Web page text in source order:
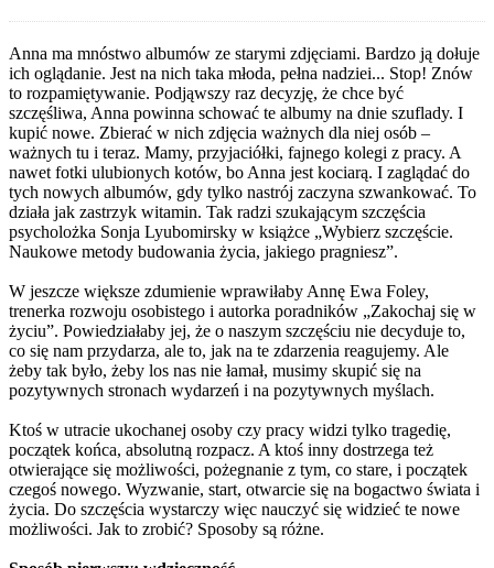
Anna ma mnóstwo albumów ze starymi zdjęciami. Bardzo ją dołuje
ich oglądanie. Jest na nich taka młoda, pełna nadziei... Stop! Znów
to rozpamiętywanie. Podjąwszy raz decyzję, że chce być
szczęśliwa, Anna powinna schować te albumy na dnie szuflady. I
kupić nowe. Zbierać w nich zdjęcia ważnych dla niej osób –
ważnych tu i teraz. Mamy, przyjaciółki, fajnego kolegi z pracy. A
nawet fotki ulubionych kotów, bo Anna jest kociarą. I zaglądać do
tych nowych albumów, gdy tylko nastrój zaczyna szwankować. To
działa jak zastrzyk witamin. Tak radzi szukającym szczęścia
psycholożka Sonja Lyubomirsky w książce „Wybierz szczęście.
Naukowe metody budowania życia, jakiego pragniesz”.
W jeszcze większe zdumienie wprawiłaby Annę Ewa Foley,
trenerka rozwoju osobistego i autorka poradników „Zakochaj się w
życiu”. Powiedziałaby jej, że o naszym szczęściu nie decyduje to,
co się nam przydarza, ale to, jak na te zdarzenia reagujemy. Ale
żeby tak było, żeby los nas nie łamał, musimy skupić się na
pozytywnych stronach wydarzeń i na pozytywnych myślach.
Ktoś w utracie ukochanej osoby czy pracy widzi tylko tragedię,
początek końca, absolutną rozpacz. A ktoś inny dostrzega też
otwierające się możliwości, pożegnanie z tym, co stare, i początek
czegoś nowego. Wyzwanie, start, otwarcie się na bogactwo świata i
życia. Do szczęścia wystarczy więc nauczyć się widzieć te nowe
możliwości. Jak to zrobić? Sposoby są różne.